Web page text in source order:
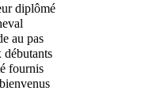
diplômé
au pas
débutants
fournis